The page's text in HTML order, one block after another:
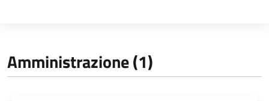
Amministrazione (1)